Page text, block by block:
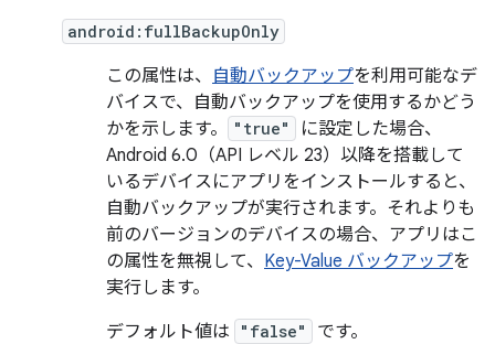
android:fullBackupOnly
この属性は、 自動バックアップを利用可能なデ
バイスで、自動バックアップを使用するかどう
かを示します。
"true"
に設定した場合、
Android 6.0（API レベル 23）以降を搭載して
いるデバイスにアプリをインストールすると、
自動バックアップが実行されます。それよりも
前のバージョンのデバイスの場合、アプリはこ
の属性を無視して、 Key-Value バックアップを
実行します。
デフォルト値は
"false" です。